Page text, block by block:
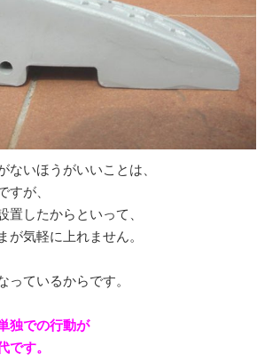
ないほうがいいことは、
すが、
置したからといって、
が気軽に上れません。
っているからです。
独での行動が
です。